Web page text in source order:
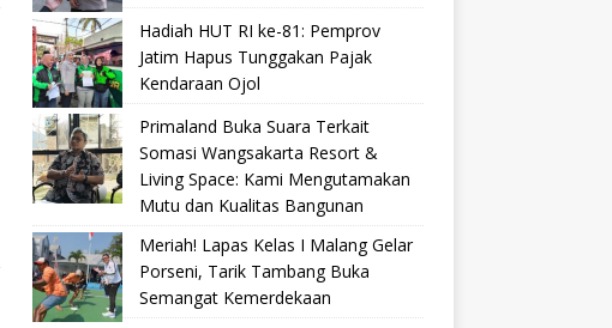
Hadiah HUT RI ke-81: Pemprov
Jatim Hapus Tunggakan Pajak
Kendaraan Ojol
Primaland Buka Suara Terkait
Somasi Wangsakarta Resort &
Living Space: Kami Mengutamakan
Mutu dan Kualitas Bangunan
Meriah! Lapas Kelas I Malang Gelar
Porseni, Tarik Tambang Buka
Semangat Kemerdekaan